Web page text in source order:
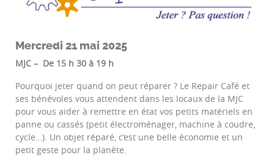
Mercredi 21 mai 2025
MJC – De 15 h 30 à 19 h
Pourquoi jeter quand on peut réparer ? Le Repair Café et
ses bénévoles vous attendent dans les locaux de la MJC
pour vous aider à remettre en état vos petits matériels en
panne ou cassés (petit électroménager, machine à coudre,
cycle…). Un objet réparé, c’est une belle économie et un
petit geste pour la planète.